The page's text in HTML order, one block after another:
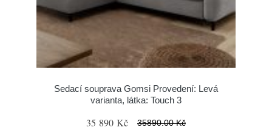
Sedací souprava Gomsi Provedení: Levá
varianta, látka: Touch 3
35 890 Kč 35890.00 Kč